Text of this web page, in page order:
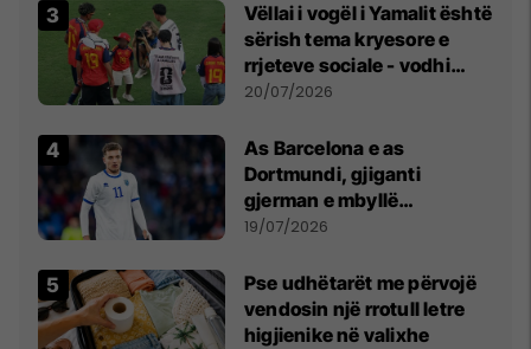
Vëllai i vogël i Yamalit është
sërish tema kryesore e
rrjeteve sociale - vodhi
vëmendjen pas finales së
20/07/2026
As Barcelona e as
Dortmundi, gjiganti
gjerman e mbyllë
marrëveshjen për Fisnik
19/07/2026
Pse udhëtarët me përvojë
vendosin një rrotull letre
higjienike në valixhe